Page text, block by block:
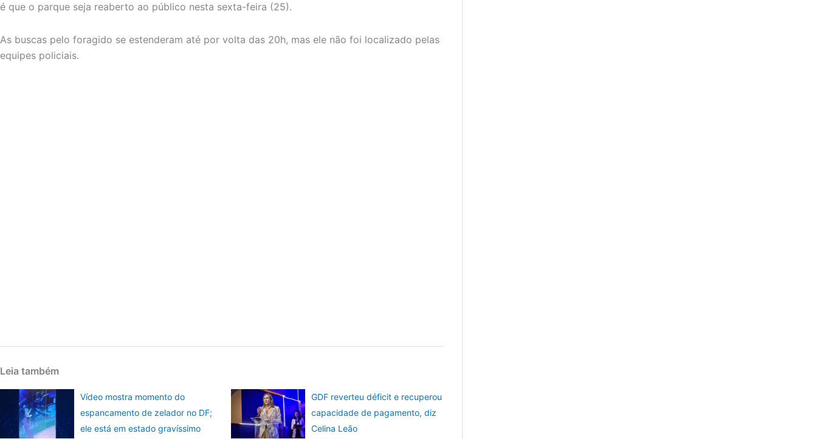
é que o parque seja reaberto ao público nesta sexta-feira (25).
As buscas pelo foragido se estenderam até por volta das 20h, mas ele não foi localizado pelas
equipes policiais.
Leia também
Vídeo mostra momento do
espancamento de zelador no DF;
ele está em estado gravíssimo
GDF reverteu déficit e recuperou
capacidade de pagamento, diz
Celina Leão